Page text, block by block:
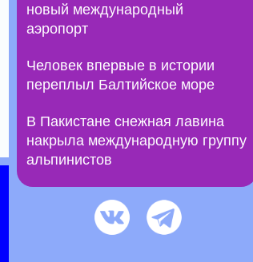
новый международный
аэропорт
Человек впервые в истории
переплыл Балтийское море
В Пакистане снежная лавина
накрыла международную группу
альпинистов